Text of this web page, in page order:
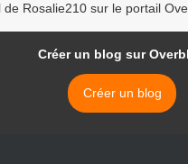
de Rosalie210 sur le portail
Créer un blog sur
Créer un blog